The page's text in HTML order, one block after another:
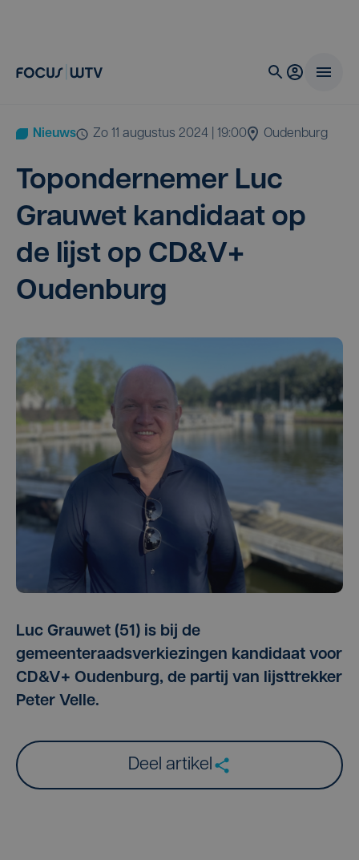
Nieuws zo 11 augustus 2024 | 19:00 Oudenburg
Top­on­der­ne­mer Luc
Grau­wet kan­di­daat op
de lijst op CD&V+
Oudenburg
Luc Grauwet (51) is bij de
gemeenteraadsverkiezingen kandidaat voor
CD&V+ Oudenburg, de partij van lijsttrekker
Peter Velle.
Deel artikel